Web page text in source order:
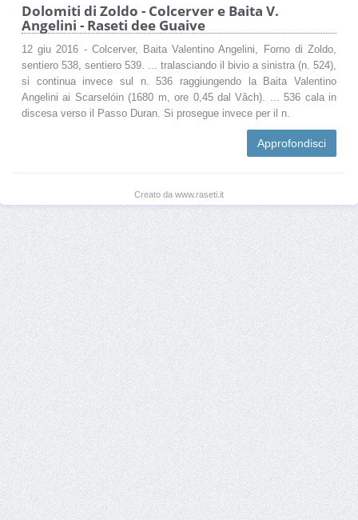
Dolomiti di Zoldo - Colcerver e Baita V.
Angelini - Raseti dee Guaive
12 giu 2016 - Colcerver, Baita Valentino Angelini, Forno di Zoldo,
sentiero 538, sentiero 539. ... tralasciando il bivio a sinistra (n. 524),
si continua invece sul n. 536 raggiungendo la Baita Valentino
Angelini ai Scarselóin (1680 m, ore 0,45 dal Vâch). ... 536 cala in
discesa verso il Passo Duran. Si prosegue invece per il n.
Approfondisci
Creato da www.raseti.it